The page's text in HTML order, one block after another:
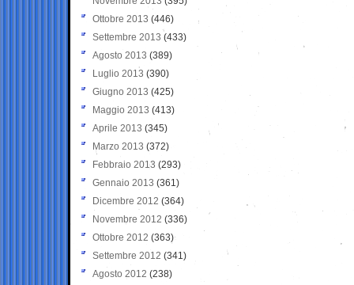
Ottobre 2013 (446)
Settembre 2013 (433)
Agosto 2013 (389)
Luglio 2013 (390)
Giugno 2013 (425)
Maggio 2013 (413)
Aprile 2013 (345)
Marzo 2013 (372)
Febbraio 2013 (293)
Gennaio 2013 (361)
Dicembre 2012 (364)
Novembre 2012 (336)
Ottobre 2012 (363)
Settembre 2012 (341)
Agosto 2012 (238)